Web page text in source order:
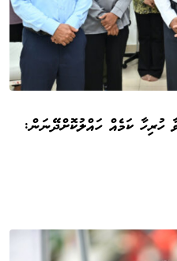
ހުރިހާ ކަމެއް ހައްލުކޮށްދޭނަން: